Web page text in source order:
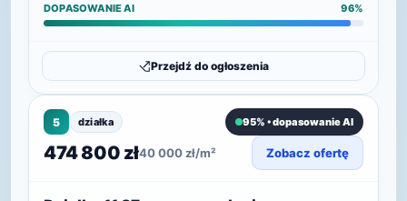
DOPASOWANIE AI 96%
Przejdź do ogłoszenia
5 działka 95% • dopasowanie AI
474 800 zł40 000 zł/m² Zobacz ofertę